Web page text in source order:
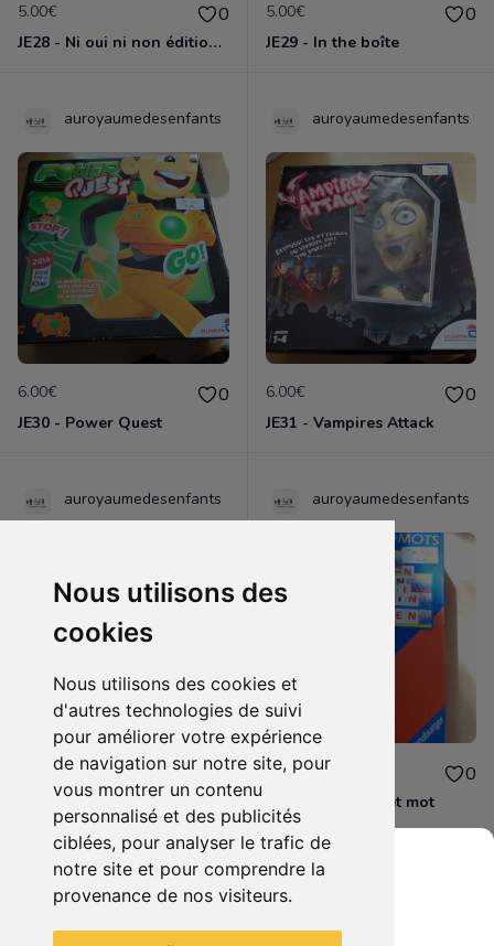
Nous utilisons des
cookies
Nous utilisons des cookies et
d'autres technologies de suivi
pour améliorer votre expérience
de navigation sur notre site, pour
vous montrer un contenu
personnalisé et des publicités
ciblées, pour analyser le trafic de
notre site et pour comprendre la
provenance de nos visiteurs.
5.00€ 0
JE28 - Ni oui ni non édition Premium
5.00€ 0
JE29 - In the boîte
auroyaumedesenfants
6.00€ 0
JE30 - Power Quest
auroyaumedesenfants
6.00€ 0
JE31 - Vampires Attack
auroyaumedesenfants
5.00€ 0
JE32 - Bienvenue chez les ch'tis
auroyaumedesenfants
4.00€ 0
JE33 - Alphabet et mot
Grenier du Geek